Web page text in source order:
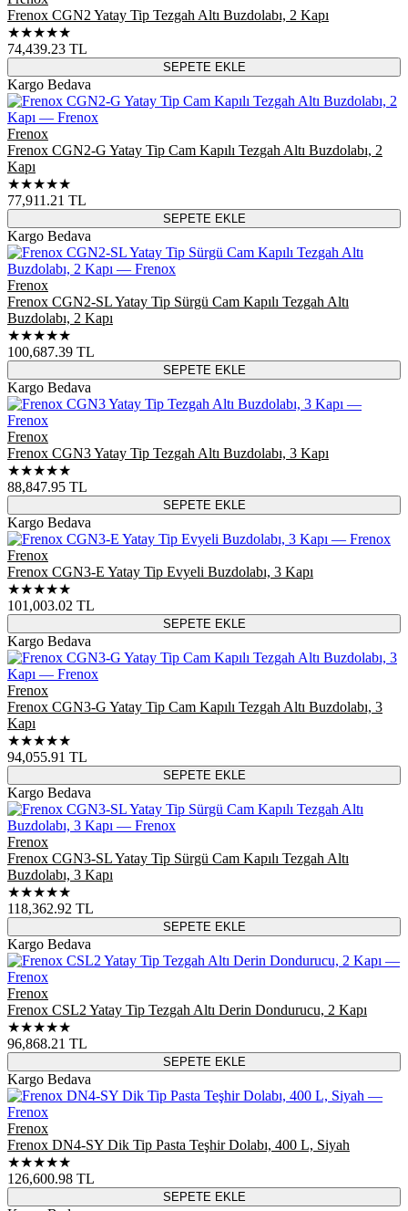
Frenox CGN2 Yatay Tip Tezgah Altı Buzdolabı, 2 Kapı
★★★★★
74,439.23 TL
SEPETE EKLE
Kargo Bedava
Frenox
Frenox CGN2-G Yatay Tip Cam Kapılı Tezgah Altı Buzdolabı, 2
Kapı
★★★★★
77,911.21 TL
SEPETE EKLE
Kargo Bedava
Frenox
Frenox CGN2-SL Yatay Tip Sürgü Cam Kapılı Tezgah Altı
Buzdolabı, 2 Kapı
★★★★★
100,687.39 TL
SEPETE EKLE
Kargo Bedava
Frenox
Frenox CGN3 Yatay Tip Tezgah Altı Buzdolabı, 3 Kapı
★★★★★
88,847.95 TL
SEPETE EKLE
Kargo Bedava
Frenox
Frenox CGN3-E Yatay Tip Evyeli Buzdolabı, 3 Kapı
★★★★★
101,003.02 TL
SEPETE EKLE
Kargo Bedava
Frenox
Frenox CGN3-G Yatay Tip Cam Kapılı Tezgah Altı Buzdolabı, 3
Kapı
★★★★★
94,055.91 TL
SEPETE EKLE
Kargo Bedava
Frenox
Frenox CGN3-SL Yatay Tip Sürgü Cam Kapılı Tezgah Altı
Buzdolabı, 3 Kapı
★★★★★
118,362.92 TL
SEPETE EKLE
Kargo Bedava
Frenox
Frenox CSL2 Yatay Tip Tezgah Altı Derin Dondurucu, 2 Kapı
★★★★★
96,868.21 TL
SEPETE EKLE
Kargo Bedava
Frenox
Frenox DN4-SY Dik Tip Pasta Teşhir Dolabı, 400 L, Siyah
★★★★★
126,600.98 TL
SEPETE EKLE